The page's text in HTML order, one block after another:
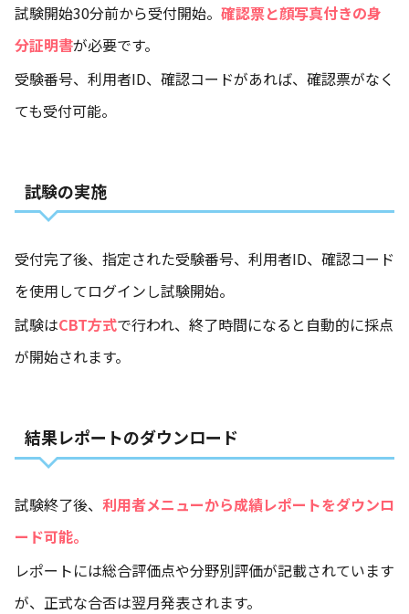
試験開始30分前から受付開始。 確認票と顔写真付きの身
分証明書が必要です。
受験番号、利用者ID、確認コードがあれば、確認票がなく
ても受付可能。
試験の実施
受付完了後、指定された受験番号、利用者ID、確認コード
を使用してログインし試験開始。
試験はCBT方式で行われ、終了時間になると自動的に採点
が開始されます。
結果レポートのダウンロード
試験終了後、 利用者メニューから成績レポートをダウンロ
ード可能。
レポートには総合評価点や分野別評価が記載されています
が、正式な合否は翌月発表されます。